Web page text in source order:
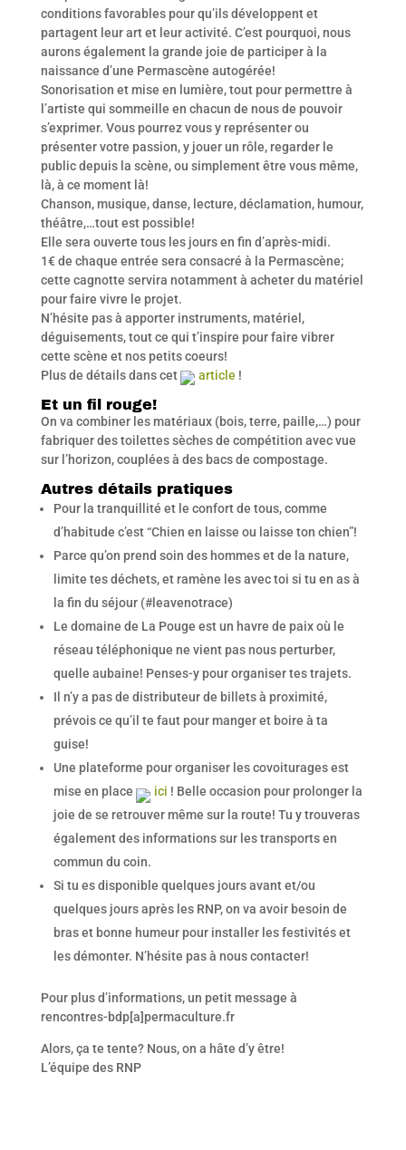
conditions favorables pour qu’ils développent et
partagent leur art et leur activité. C’est pourquoi, nous
aurons également la grande joie de participer à la
naissance d’une Permascène autogérée!
Sonorisation et mise en lumière, tout pour permettre à
l’artiste qui sommeille en chacun de nous de pouvoir
s’exprimer. Vous pourrez vous y représenter ou
présenter votre passion, y jouer un rôle, regarder le
public depuis la scène, ou simplement être vous même,
là, à ce moment là!
Chanson, musique, danse, lecture, déclamation, humour,
théâtre,…tout est possible!
Elle sera ouverte tous les jours en fin d’après-midi.
1€ de chaque entrée sera consacré à la Permascène;
cette cagnotte servira notamment à acheter du matériel
pour faire vivre le projet.
N’hésite pas à apporter instruments, matériel,
déguisements, tout ce qui t’inspire pour faire vibrer
cette scène et nos petits coeurs!
Plus de détails dans cet
article !
Et un fil rouge!
On va combiner les matériaux (bois, terre, paille,…) pour
fabriquer des toilettes sèches de compétition avec vue
sur l’horizon, couplées à des bacs de compostage.
Autres détails pratiques
Pour la tranquillité et le confort de tous, comme
d’habitude c’est “Chien en laisse ou laisse ton chien”!
Parce qu’on prend soin des hommes et de la nature,
limite tes déchets, et ramène les avec toi si tu en as à
la fin du séjour (#leavenotrace)
Le domaine de La Pouge est un havre de paix où le
réseau téléphonique ne vient pas nous perturber,
quelle aubaine! Penses-y pour organiser tes trajets.
Il n’y a pas de distributeur de billets à proximité,
prévois ce qu’il te faut pour manger et boire à ta
guise!
Une plateforme pour organiser les covoiturages est
mise en place
ici ! Belle occasion pour prolonger la
joie de se retrouver même sur la route! Tu y trouveras
également des informations sur les transports en
commun du coin.
Si tu es disponible quelques jours avant et/ou
quelques jours après les RNP, on va avoir besoin de
bras et bonne humeur pour installer les festivités et
les démonter. N’hésite pas à nous contacter!
Pour plus d’informations, un petit message à
rencontres-bdp[a]permaculture.fr
Alors, ça te tente? Nous, on a hâte d’y être!
L’équipe des RNP